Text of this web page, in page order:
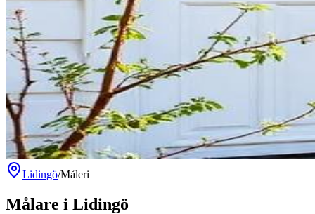
Lidingö/Måleri
Målare i Lidingö